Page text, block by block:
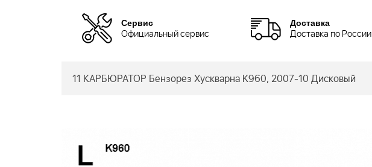
Сервис
Официальный сервис
Доставка
Доставка по России
11 КАРБЮРАТОР Бензорез Хускварна K960, 2007-10 Дисковый